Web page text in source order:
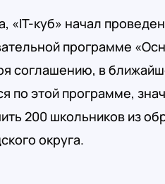
«IT-куб» начал
программе
соглашению, в
по этой программе,
200 школьников из
округа.